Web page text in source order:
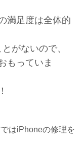
満足度は全体的
がないので、
もっていま
はiPhoneの修理を